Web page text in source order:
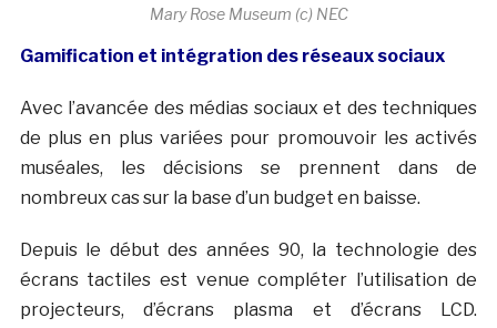
Mary Rose Museum (c) NEC
Gamification et intégration des réseaux sociaux
Avec l’avancée des médias sociaux et des techniques
de plus en plus variées pour promouvoir les activés
muséales, les décisions se prennent dans de
nombreux cas sur la base d’un budget en baisse.
Depuis le début des années 90, la technologie des
écrans tactiles est venue compléter l’utilisation de
projecteurs, d’écrans plasma et d’écrans LCD.